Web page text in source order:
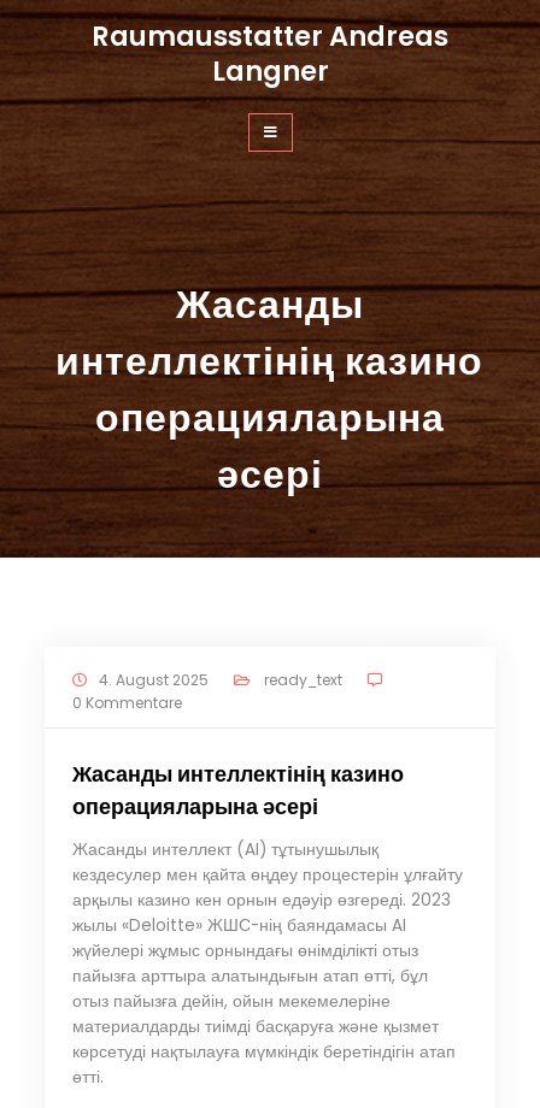
Zum
springen
Raumausstatter Andreas
Langner
Жасанды
интеллектінің казино
операцияларына
әсері
4. August 2025
ready_text
0 Kommentare
Жасанды интеллектінің казино
операцияларына әсері
Жасанды интеллект (AI) тұтынушылық
кездесулер мен қайта өңдеу процестерін ұлғайту
арқылы казино кен орнын едәуір өзгереді. 2023
жылы «Deloitte» ЖШС-нің баяндамасы AI
жүйелері жұмыс орнындағы өнімділікті отыз
пайызға арттыра алатындығын атап өтті, бұл
отыз пайызға дейін, ойын мекемелеріне
материалдарды тиімді басқаруға және қызмет
көрсетуді нақтылауға мүмкіндік беретіндігін атап
өтті.